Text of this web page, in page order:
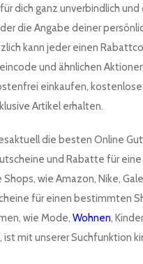
dich ganz unverbindlich und
die Angabe deiner
kann jeder einen
und ähnlichen
einkaufen,
Artikel erhalten.
die besten Online
und Rabatte für
wie Amazon, Nike,
für einen bestimmten
wie Mode, Wohnen,
ist mit unserer Suchfunktion